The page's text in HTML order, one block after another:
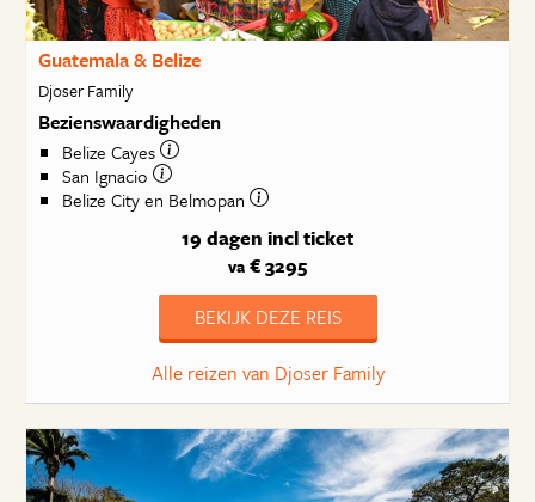
Guatemala & Belize
Djoser Family
Bezienswaardigheden
Belize Cayes
San Ignacio
Belize City en Belmopan
19 dagen incl ticket
va € 3295
BEKIJK DEZE REIS
Alle reizen van Djoser Family